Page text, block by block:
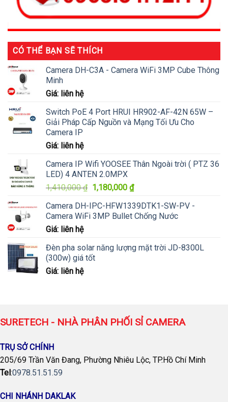
CÓ THỂ BẠN SẼ THÍCH
Camera DH-C3A - Camera WiFi 3MP Cube Thông
Minh
Giá: liên hệ
Switch PoE 4 Port HRUI HR902-AF-42N 65W –
Giải Pháp Cấp Nguồn và Mạng Tối Ưu Cho
Camera IP
Giá: liên hệ
Camera IP Wifi YOOSEE Thân Ngoài trời ( PTZ 36
LED) 4 ANTEN 2.0MPX
1,410,000₫ Giá
là:
1,410,000 ₫.
1,180,000 ₫Giá
tại
là:
Camera DH-IPC-HFW1339DTK1-SW-PV -
Camera WiFi 3MP Bullet Chống Nước
Giá: liên hệ
Đèn pha solar năng lượng mặt trời JD-8300L
(300w) giá tốt
Giá: liên hệ
SURETECH - NHÀ PHÂN PHỐI SỈ CAMERA
TRỤ SỞ CHÍNH
205/69 Trần Văn Đang, Phường Nhiêu Lộc, TP.Hồ Chí Minh
Tel:0978.51.51.59
CHI NHÁNH DAKLAK